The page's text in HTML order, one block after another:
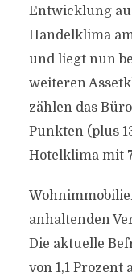
Entwicklung
Handelklima
und liegt nun
weiteren
zählen das
Punkten (plus
Hotelklima mit
anhaltenden
Die aktuelle
von 1,1 Prozent